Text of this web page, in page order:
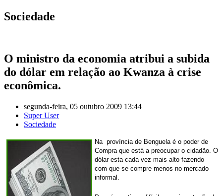
Sociedade
O ministro da economia atribui a subida
do dólar em relação ao Kwanza à crise
econômica.
segunda-feira, 05 outubro 2009 13:44
Super User
Sociedade
Na província de Benguela é o poder de
Compra que está a preocupar o cidadão. O
dólar esta cada vez mais alto fazendo
com que se compre menos no mercado
informal.